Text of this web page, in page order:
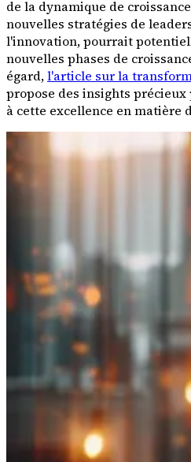
de la dynamique de
nouvelles stratégies de
l'innovation, pourrait
nouvelles phases de
égard,l'article sur la
propose des insights
à cette excellence en matière